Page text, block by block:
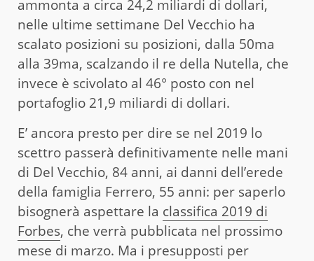
ammonta a circa 24,2 miliardi di dollari,
nelle ultime settimane Del Vecchio ha
scalato posizioni su posizioni, dalla 50ma
alla 39ma, scalzando il re della Nutella, che
invece è scivolato al 46° posto con nel
portafoglio 21,9 miliardi di dollari.
E’ ancora presto per dire se nel 2019 lo
scettro passerà definitivamente nelle mani
di Del Vecchio, 84 anni, ai danni dell’erede
della famiglia Ferrero, 55 anni: per saperlo
bisognerà aspettare la classifica 2019 di
Forbes, che verrà pubblicata nel prossimo
mese di marzo. Ma i presupposti per